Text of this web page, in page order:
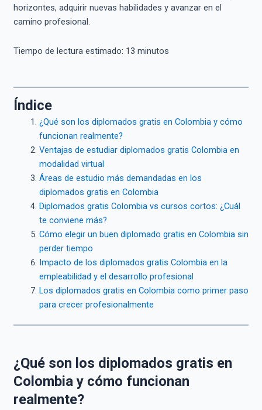
horizontes, adquirir nuevas habilidades y avanzar en el
camino profesional.
Tiempo de lectura estimado: 13 minutos
Índice
¿Qué son los diplomados gratis en Colombia y cómo
funcionan realmente?
Ventajas de estudiar diplomados gratis Colombia en
modalidad virtual
Áreas de estudio más demandadas en los
diplomados gratis en Colombia
Diplomados gratis Colombia vs cursos cortos: ¿Cuál
te conviene más?
Cómo elegir un buen diplomado gratis en Colombia sin
perder tiempo
Impacto de los diplomados gratis Colombia en la
empleabilidad y el desarrollo profesional
Los diplomados gratis en Colombia como primer paso
para crecer profesionalmente
¿Qué son los diplomados gratis en
Colombia y cómo funcionan
realmente?